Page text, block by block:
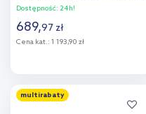
różowe złoto szczotkowane
Dostępność: 24h!
689,97 zł
Cena kat.: 1 193,90 zł
Dodaj do
multirabaty